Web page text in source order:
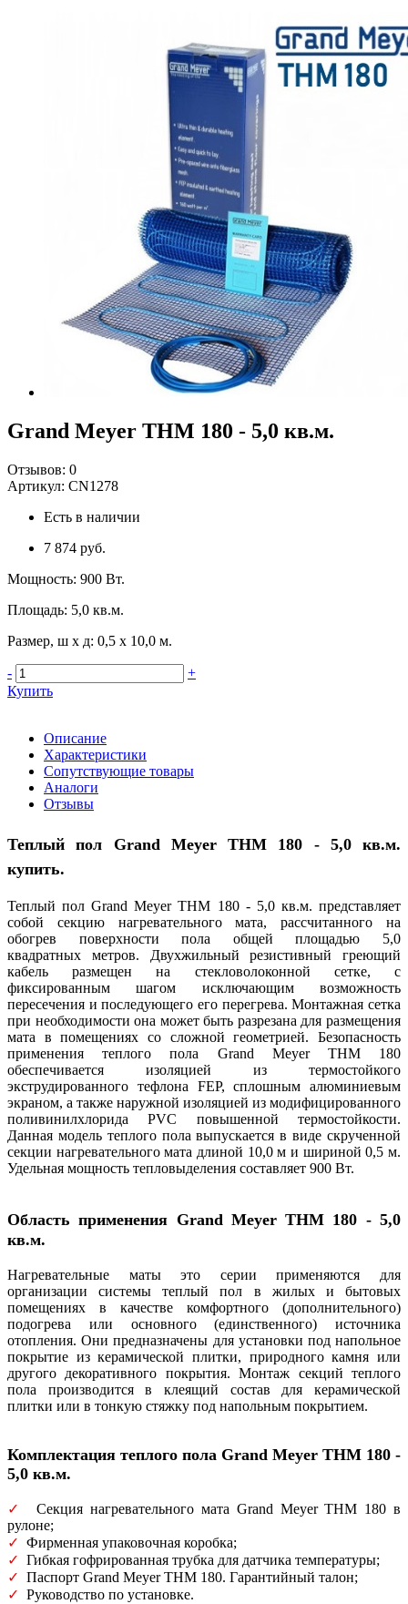
Grand Meyer THM 180 - 5,0 кв.м.
Отзывов: 0
Артикул: CN1278
Есть в наличии
7 874 руб.
Мощность: 900 Вт.
Площадь: 5,0 кв.м.
Размер, ш х д: 0,5 x 10,0 м.
-
+
Купить
Описание
Характеристики
Сопутствующие товары
Аналоги
Отзывы
Теплый пол Grand Meyer THM 180 - 5,0 кв.м.
купить.
Теплый пол Grand Meyer THM 180 - 5,0 кв.м. представляет
собой секцию нагревательного мата, рассчитанного на
обогрев поверхности пола общей площадью 5,0
квадратных метров. Двухжильный резистивный греющий
кабель размещен на стекловолоконной сетке, с
фиксированным шагом исключающим возможность
пересечения и последующего его перегрева. Монтажная сетка
при необходимости она может быть разрезана для размещения
мата в помещениях со сложной геометрией. Безопасность
применения теплого пола Grand Meyer THM 180
обеспечивается изоляцией из термостойкого
экструдированного тефлона FEP, сплошным алюминиевым
экраном, а также наружной изоляцией из модифицированного
поливинилхлорида PVC повышенной термостойкости.
Данная модель теплого пола выпускается в виде скрученной
секции нагревательного мата длиной 10,0 м и шириной 0,5 м.
Удельная мощность тепловыделения составляет 900 Вт.
Область применения Grand Meyer THM 180 - 5,0
кв.м.
Нагревательные маты это серии применяются для
организации системы теплый пол в жилых и бытовых
помещениях в качестве комфортного (дополнительного)
подогрева или основного (единственного) источника
отопления. Они предназначены для установки под напольное
покрытие из керамической плитки, природного камня или
другого декоративного покрытия. Монтаж секций теплого
пола производится в клеящий состав для керамической
плитки или в тонкую стяжку под напольным покрытием.
Комплектация теплого пола Grand Meyer THM 180 -
5,0 кв.м.
✓
Секция нагревательного мата Grand Meyer THM 180 в
рулоне;
✓ Фирменная упаковочная коробка;
✓ Гибкая гофрированная трубка для датчика температуры;
✓ Паспорт Grand Meyer THM 180. Гарантийный талон;
✓ Руководство по установке.